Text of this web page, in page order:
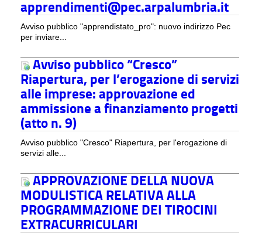
apprendimenti@pec.arpalumbria.it
Avviso pubblico "apprendistato_pro": nuovo indirizzo Pec
per inviare...
Avviso pubblico “Cresco”
Riapertura, per l’erogazione di servizi
alle imprese: approvazione ed
ammissione a finanziamento progetti
(atto n. 9)
Avviso pubblico "Cresco" Riapertura, per l'erogazione di
servizi alle...
APPROVAZIONE DELLA NUOVA
MODULISTICA RELATIVA ALLA
PROGRAMMAZIONE DEI TIROCINI
EXTRACURRICULARI